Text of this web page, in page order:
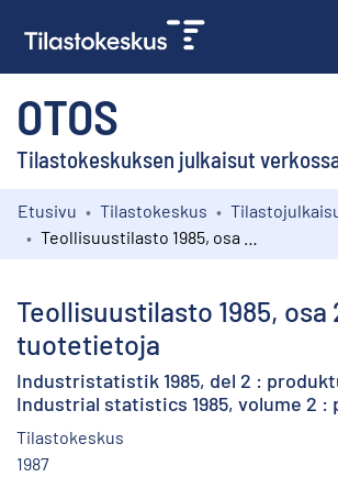
OTOS
Tilastokeskuksen julkaisut
Kokoelmat
Etusivu Tilastokeskus
Teollisuustilasto 1985, osa
tuotetietoja
Industristatistik 1985, del 2 :
Industrial statistics 1985, volume 2 :
Tilastokeskus
1987